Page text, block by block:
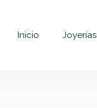
Inicio Joyerías